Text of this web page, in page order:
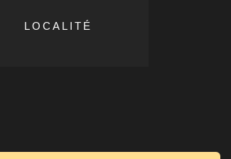
LOCALITÉ